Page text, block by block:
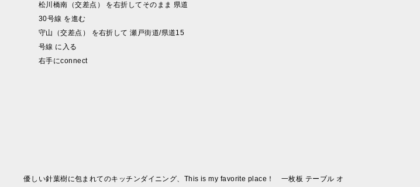
松川橋南（交差点） を右折してそのまま 県道
30号線 を進む
守山（交差点） を右折して 瀬戸街道/県道15
号線 に入る
右手にconnect
優しい針葉樹に包まれてのキッチンダイニング、This is my favorite place！ 一枚板 テーブル オ